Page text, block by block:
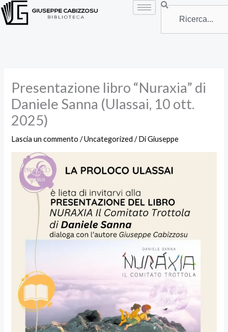
Vai
al
Search
Presentazione libro “Nuraxia” di
Daniele Sanna (Ulassai, 10 ott.
2025)
Lascia un commento /Uncategorized / DiGiuseppe